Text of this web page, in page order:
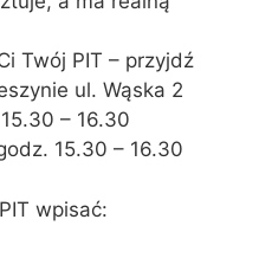
Twój PIT – przyjdź
ul. Wąska 2
– 16.30
15.30 – 16.30
wpisać: